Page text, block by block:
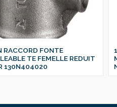
RACCORD FONTE
TE FEMELLE REDUIT
130N404020